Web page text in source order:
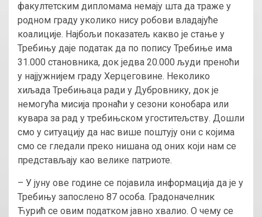
факултетским дипломама немају шта да траже у
родном граду уколико нису робови владајуће
коалиције. Најбољи показатељ какво је стање у
Требињу даје податак да по попису Требиње има
31.000 становника, док једва 20.000 људи преноћи
у најјужнијем граду Херцеговине. Неколико
хиљада Требињаца ради у Дубровнику, док је
немогућа мисија пронаћи у сезони конобара или
кувара за рад у требињском угоститељству. Дошли
смо у ситуацију да нас више поштују они с којима
смо се гледали преко нишана од оних који нам се
представљају као велике патриоте.
– У јуну ове године се појавила информација да је у
Требињу запослено 87 особа. Градоначелник
Ћурић се овим податком јавно хвалио. О чему се